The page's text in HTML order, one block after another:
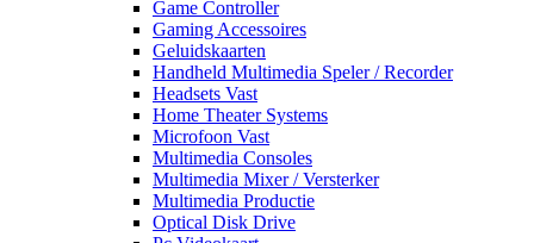
Game Controller
Gaming Accessoires
Geluidskaarten
Handheld Multimedia Speler / Recorder
Headsets Vast
Home Theater Systems
Microfoon Vast
Multimedia Consoles
Multimedia Mixer / Versterker
Multimedia Productie
Optical Disk Drive